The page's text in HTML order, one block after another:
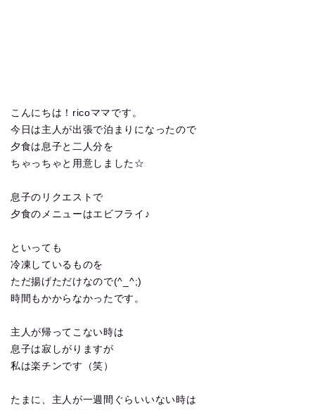
こんにちは！ricoママです。
今日は主人が出張で泊まりになったので
夕食は息子と二人分を
ちゃっちゃと用意しました☆
息子のリクエストで
夕食のメニューはエビフライ♪
といっても
冷凍しているものを
ただ揚げただけなので(^_^;)
時間もかからなかったです。
主人が帰ってこない時は
息子は寂しがりますが
私は楽チンです（笑）
たまに、主人が一週間ぐらいいない時は